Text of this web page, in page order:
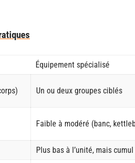
Équipement spécialisé
Un ou deux groupes ciblés
Faible à modéré (banc,
Plus bas à l’unité, mais